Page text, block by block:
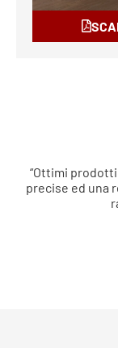
“Ottimi
precise ed una